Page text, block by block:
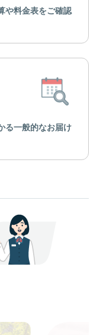
や料金表をご確認
る一般的なお届け